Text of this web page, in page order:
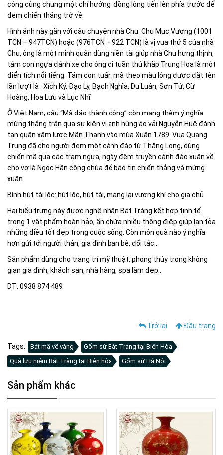
công cùng chung một chí hướng, đồng lòng tiến lên phía trước để
đem chiến thắng trở về.
Hình ảnh này gắn với câu chuyện nhà Chu: Chu Mục Vương (1001
TCN – 947TCN) hoặc (976TCN – 922 TCN) là vị vua thứ 5 của nhà
Chu, ông là một minh quân dùng hiền tài giúp nhà Chu hưng thịnh,
tám con ngựa đánh xe cho ông đi tuần thú khắp Trung Hoa là một
điển tích nổi tiếng. Tám con tuấn mã theo màu lông được đặt tên
lần lượt là : Xích Ký, Ðạo Ly, Bạch Nghĩa, Du Luân, Sơn Tử, Cừ
Hoàng, Hoa Lưu và Lục Nhĩ.
Ở Việt Nam, câu “Mã đáo thành công” còn mang thêm ý nghĩa
mừng thắng trận qua sự kiện vị anh hùng áo vải Nguyễn Huệ đánh
tan quân xâm lược Mãn Thanh vào mùa Xuân 1789. Vua Quang
Trung đã cho người đem một cành đào từ Thăng Long, dùng
chiến mã qua các trạm ngựa, ngày đêm truyền cành đào xuân về
cho vợ là Ngọc Hân công chúa để báo tin chiến thắng và mừng
xuân.
Bình hút tài lộc: hút lộc, hút tài, mang lại vượng khí cho gia chủ
Hai biểu trưng này được nghệ nhân Bát Tràng kết hợp tinh tế
trong 1 vật phẩm hoàn hảo, ẩn chứa nhiều thông điệp giúp lan tỏa
những điều tốt đẹp trong cuộc sống. Còn món quà nào ý nghĩa
hơn gửi tới người thân, gia đình bạn bè, đối tác...
Sản phẩm dùng cho trang trí mỹ thuật, phong thủy trong không
gian gia đình, khách sạn, nhà hàng, spa làm đẹp...
DT: 0938 874 489
Trở lại Đầu trang
Tags: Bát mã vẽ vàng
Gốm sứ Bát Tràng tại Biên Hòa
Quà lưu niệm Bát Tràng tại Biên hòa
Gốm sứ Hà Nội
Sản phẩm khác